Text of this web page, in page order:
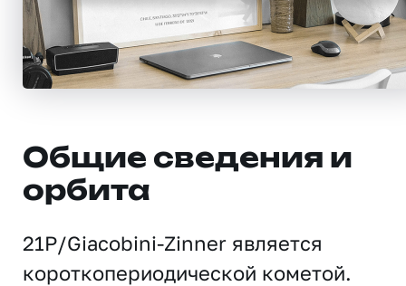
Общие сведения и
орбита
21P/Giacobini-Zinner является
короткопериодической кометой.